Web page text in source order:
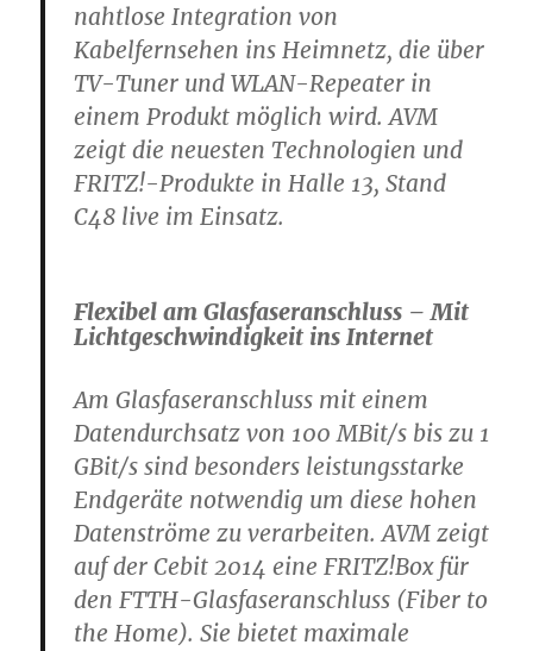
nahtlose Integration von
Kabelfernsehen ins Heimnetz, die über
TV-Tuner und WLAN-Repeater in
einem Produkt möglich wird. AVM
zeigt die neuesten Technologien und
FRITZ!-Produkte in Halle 13, Stand
C48 live im Einsatz.
Flexibel am Glasfaseranschluss – Mit
Lichtgeschwindigkeit ins Internet
Am Glasfaseranschluss mit einem
Datendurchsatz von 100 MBit/s bis zu 1
GBit/s sind besonders leistungsstarke
Endgeräte notwendig um diese hohen
Datenströme zu verarbeiten. AVM zeigt
auf der Cebit 2014 eine FRITZ!Box für
den FTTH-Glasfaseranschluss (Fiber to
the Home). Sie bietet maximale